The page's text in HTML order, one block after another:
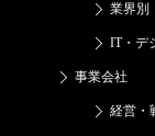
業界別
IT・デ
事業会社
経営・